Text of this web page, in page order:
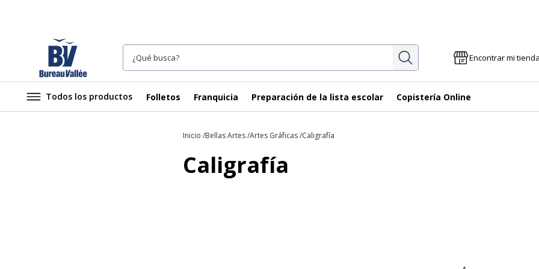
InvestigaciónEncontrar mi tienda
Todos los productos Folletos Franquicia Preparación de la lista escolar Copistería Online
Inicio Bellas Artes Artes Gráficas Caligrafía
Caligrafía